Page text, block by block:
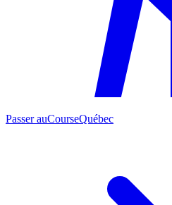
Passer auCourseQuébec